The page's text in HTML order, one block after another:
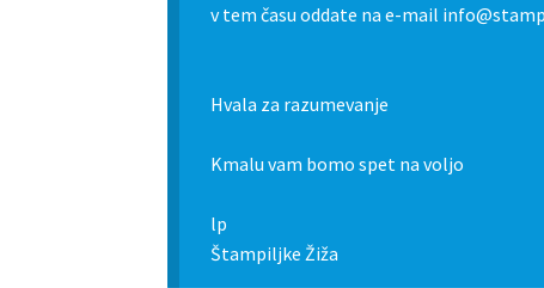
v tem času oddate na e-mail
Hvala za razumevanje
Kmalu vam bomo spet na voljo
lp
Štampiljke Žiža